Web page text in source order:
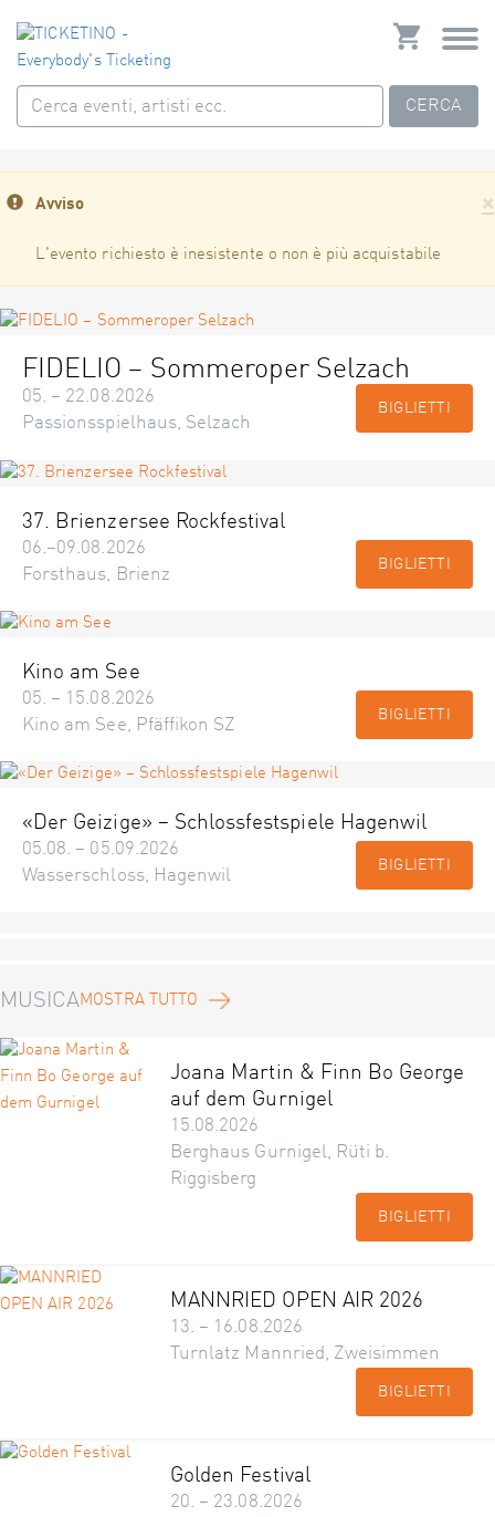
CERCA
×
Avviso
L'evento richiesto è inesistente o non è più acquistabile
FIDELIO – Sommeroper Selzach
05. – 22.08.2026
Passionsspielhaus, Selzach
BIGLIETTI
37. Brienzersee Rockfestival
06.–09.08.2026
Forsthaus, Brienz
BIGLIETTI
Kino am See
05. – 15.08.2026
Kino am See, Pfäffikon SZ
BIGLIETTI
«Der Geizige» – Schlossfestspiele Hagenwil
05.08. – 05.09.2026
Wasserschloss, Hagenwil
BIGLIETTI
MUSICAMOSTRA TUTTO
Joana Martin & Finn Bo George
auf dem Gurnigel
15.08.2026
Berghaus Gurnigel, Rüti b.
Riggisberg
BIGLIETTI
MANNRIED OPEN AIR 2026
13. – 16.08.2026
Turnlatz Mannried, Zweisimmen
BIGLIETTI
Golden Festival
20. – 23.08.2026